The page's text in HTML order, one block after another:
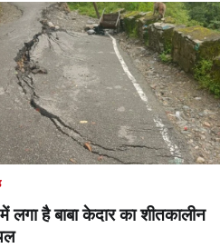
लगा है बाबा केदार का शीतकालीन